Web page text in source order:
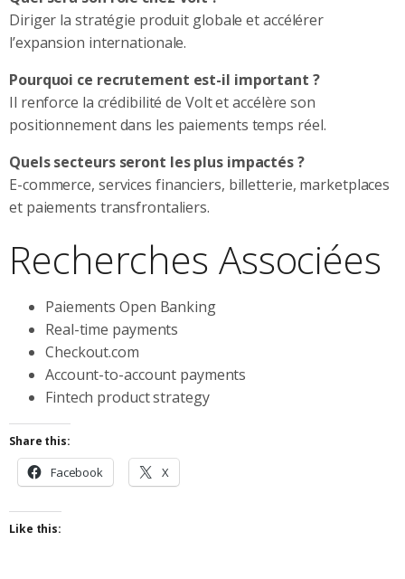
Diriger la stratégie produit globale et accélérer
l’expansion internationale.
Pourquoi ce recrutement est-il important ?
Il renforce la crédibilité de Volt et accélère son
positionnement dans les paiements temps réel.
Quels secteurs seront les plus impactés ?
E-commerce, services financiers, billetterie, marketplaces
et paiements transfrontaliers.
Recherches Associées
Paiements Open Banking
Real-time payments
Checkout.com
Account-to-account payments
Fintech product strategy
Share this:
Facebook X
Like this: